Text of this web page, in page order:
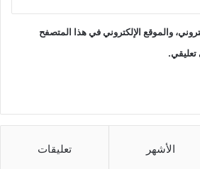
والموقع الإلكتروني في هذا المتصفح
تعليقي.
الأشهر تعليقات